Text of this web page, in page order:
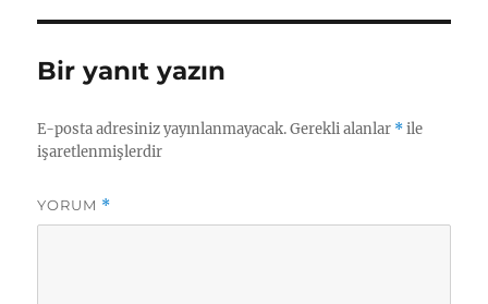
Bir yanıt yazın
E-posta adresiniz yayınlanmayacak. Gerekli alanlar *ile
işaretlenmişlerdir
YORUM *